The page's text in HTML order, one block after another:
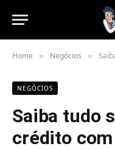
Home » Negócios »
NEGÓCIOS
Saiba tudo
crédito